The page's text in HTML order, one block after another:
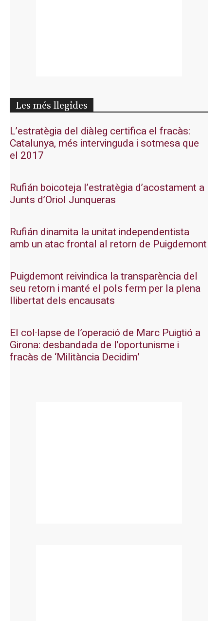
Les més llegides
L’estratègia del diàleg certifica el fracàs:
Catalunya, més intervinguda i sotmesa que
el 2017
Rufián boicoteja l’estratègia d’acostament a
Junts d’Oriol Junqueras
Rufián dinamita la unitat independentista
amb un atac frontal al retorn de Puigdemont
Puigdemont reivindica la transparència del
seu retorn i manté el pols ferm per la plena
llibertat dels encausats
El col·lapse de l’operació de Marc Puigtió a
Girona: desbandada de l’oportunisme i
fracàs de ‘Militància Decidim’